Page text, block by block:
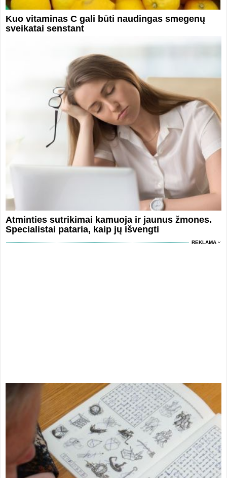
Kuo vitaminas C gali būti naudingas smegenų
sveikatai senstant
Atminties sutrikimai kamuoja ir jaunus žmones.
Specialistai pataria, kaip jų išvengti
REKLAMA